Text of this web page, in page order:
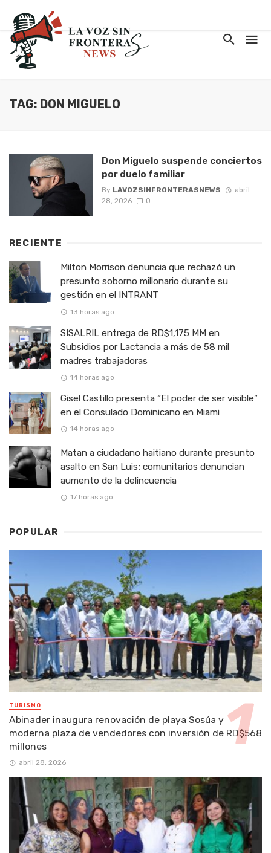
TAG: DON MIGUELO
Don Miguelo suspende conciertos
por duelo familiar
By LAVOZSINFRONTERASNEWS
abril
28, 2026
0
RECIENTE
Milton Morrison denuncia que rechazó un
presunto soborno millonario durante su
gestión en el INTRANT
13 horas ago
SISALRIL entrega de RD$1,175 MM en
Subsidios por Lactancia a más de 58 mil
madres trabajadoras
14 horas ago
Gisel Castillo presenta “El poder de ser visible”
en el Consulado Dominicano en Miami
14 horas ago
Matan a ciudadano haitiano durante presunto
asalto en San Luis; comunitarios denuncian
aumento de la delincuencia
17 horas ago
POPULAR
TURISMO
Abinader inaugura renovación de playa Sosúa y
moderna plaza de vendedores con inversión de RD$568
millones
abril 28, 2026